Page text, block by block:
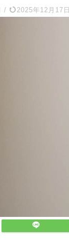
/ 2025年12月17日